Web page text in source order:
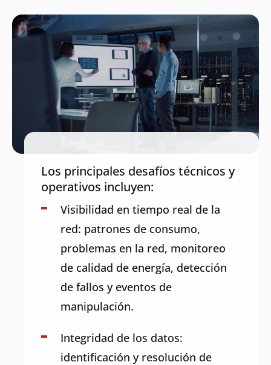
Los principales desafíos técnicos y
operativos incluyen:
Visibilidad entiempo real de la
red: patrones de consumo,
problemas en la red, monitoreo
de calidad de energía, detección
defallos y eventos de
manipulación.
Integridad de los datos:
identificación y resolución de